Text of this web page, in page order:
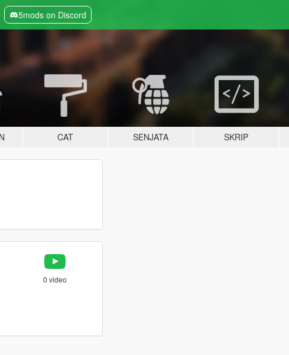
5mods on Discord
CAT SENJATA SKRIP
0 video